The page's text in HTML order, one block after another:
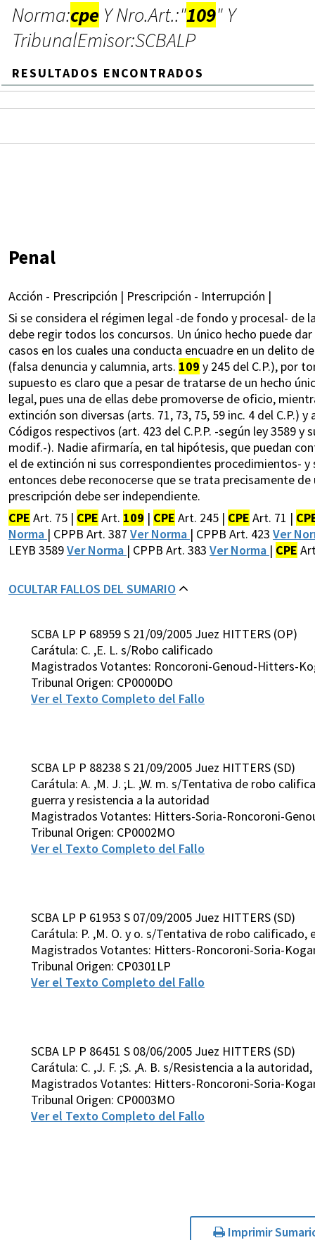
Norma:cpe Y Nro.Art.:"109" Y
TribunalEmisor:SCBALP
RESULTADOS ENCONTRADOS
Penal
Acción - Prescripción | Prescripción - Interrupción |
Si se considera el régimen legal -de fondo y procesal- de
debe regir todos los concursos. Un único hecho puede
casos en los cuales una conducta encuadre en un delito
(falsa denuncia y calumnia, arts. 109 y 245 del C.P.), por
supuesto es claro que a pesar de tratarse de un hecho
legal, pues una de ellas debe promoverse de oficio,
extinción son diversas (arts. 71, 73, 75, 59 inc. 4 del
Códigos respectivos (art. 423 del C.P.P. -según ley 3589 y
modif.-). Nadie afirmaría, en tal hipótesis, que puedan
el de extinción ni sus correspondientes procedimientos-
entonces debe reconocerse que se trata precisamente
prescripción debe ser independiente.
CPE Art. 75 | CPE Art. 109 | CPE Art. 245 | CPE Art. 71 |
Norma | CPPB Art. 387 Ver Norma | CPPB Art. 423 Ver
LEYB 3589Ver Norma | CPPB Art. 383 Ver Norma | CPE
OCULTAR FALLOS DEL SUMARIO
SCBA LP P 68959 S 21/09/2005 Juez HITTERS (OP)
Carátula: C. ,E. L. s/Robo calificado
Magistrados Votantes: Roncoroni-Genoud-Hitters-
Tribunal Origen: CP0000DO
Ver el Texto Completo del Fallo
SCBA LP P 88238 S 21/09/2005 Juez HITTERS (SD)
Carátula: A. ,M. J. ;L. ,W. m. s/Tentativa de robo
guerra y resistencia a la autoridad
Magistrados Votantes: Hitters-Soria-Roncoroni-
Tribunal Origen: CP0002MO
Ver el Texto Completo del Fallo
SCBA LP P 61953 S 07/09/2005 Juez HITTERS (SD)
Carátula: P. ,M. O. y o. s/Tentativa de robo calificado,
Magistrados Votantes: Hitters-Roncoroni-Soria-
Tribunal Origen: CP0301LP
Ver el Texto Completo del Fallo
SCBA LP P 86451 S 08/06/2005 Juez HITTERS (SD)
Carátula: C. ,J. F. ;S. ,A. B. s/Resistencia a la
Magistrados Votantes: Hitters-Roncoroni-Soria-
Tribunal Origen: CP0003MO
Ver el Texto Completo del Fallo
Imprimir